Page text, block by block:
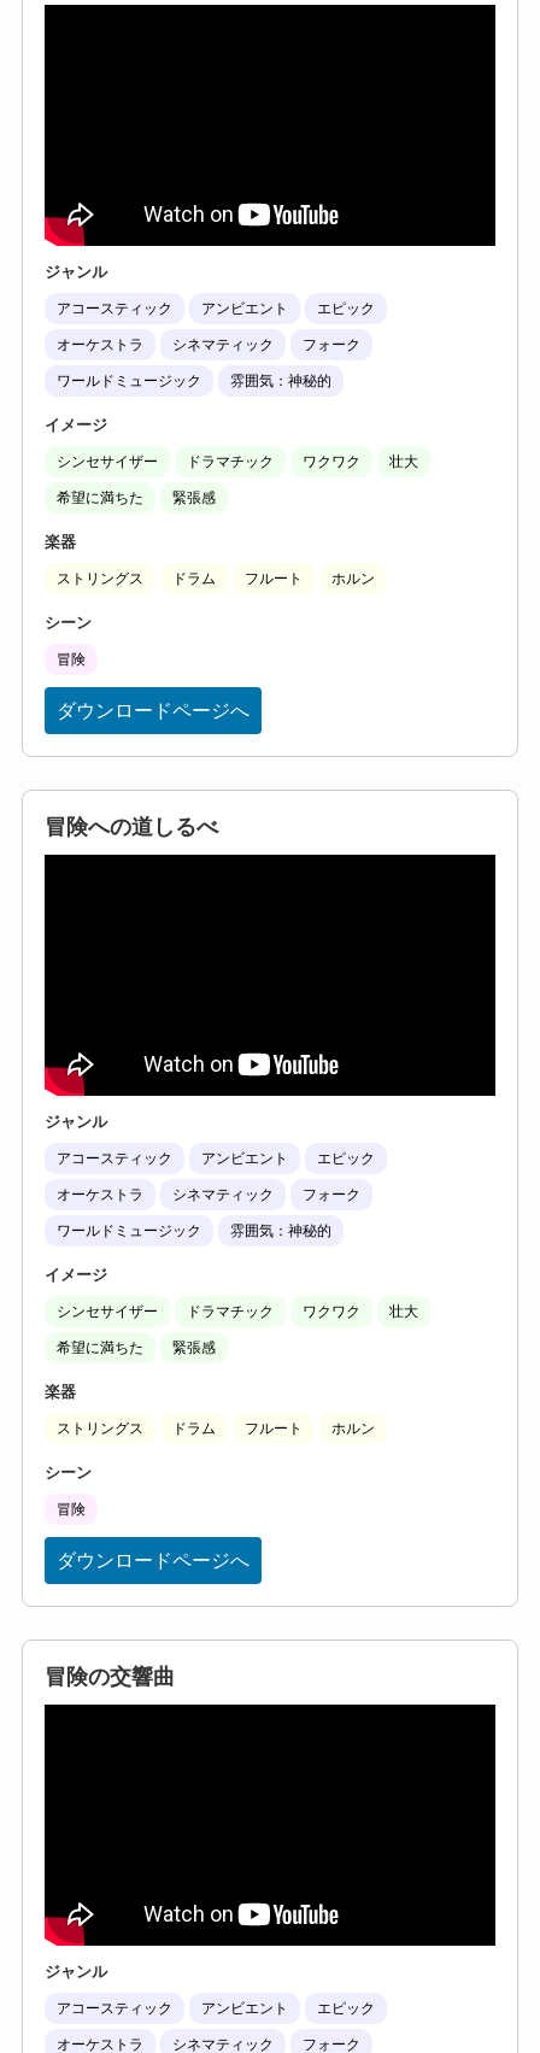
ジャンル
アコースティック アンビエント エピック
オーケストラ シネマティック フォーク
ワールドミュージック 雰囲気：神秘的
イメージ
シンセサイザー ドラマチック ワクワク 壮大
希望に満ちた 緊張感
楽器
ストリングス ドラム フルート ホルン
シーン
冒険
ダウンロードページへ
冒険への道しるべ
ジャンル
アコースティック アンビエント エピック
オーケストラ シネマティック フォーク
ワールドミュージック 雰囲気：神秘的
イメージ
シンセサイザー ドラマチック ワクワク 壮大
希望に満ちた 緊張感
楽器
ストリングス ドラム フルート ホルン
シーン
冒険
ダウンロードページへ
冒険の交響曲
ジャンル
アコースティック アンビエント エピック
オーケストラ シネマティック フォーク